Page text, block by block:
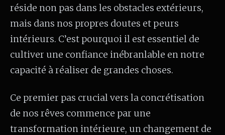
réside non pas dans les obstacles extérieurs,
mais dans nos propres doutes et peurs
intérieurs. C’est pourquoi il est essentiel de
cultiver une confiance inébranlable en notre
capacité à réaliser de grandes choses.
Ce premier pas crucial vers la concrétisation
de nos rêves commence par une
transformation intérieure, un changement de